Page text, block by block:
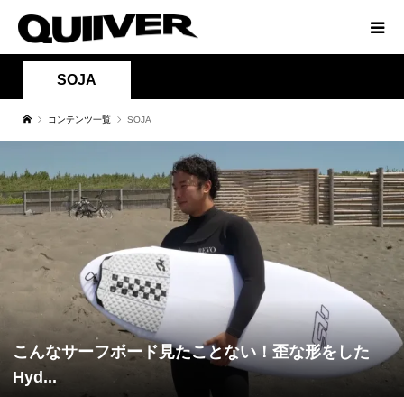
SOJA
コンテンツ一覧 SOJA
こんなサーフボード見たことない！歪な形をした
Hyd...